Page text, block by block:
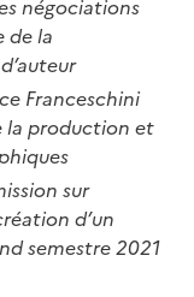
négociations
de la
Franceschini
la production et
sur
d’un
semestre 2021